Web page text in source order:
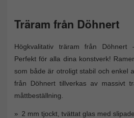
Träram från Döhnert
Högkvalitativ träram från Döhnert
Perfekt för alla dina konstverk!
som både är otroligt stabil och enkel
från Döhnert tillverkas av massivt
måttbeställning.
2 mm tjockt, tvättat glas med